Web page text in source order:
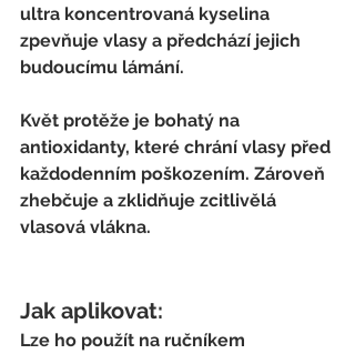
ultra koncentrovaná kyselina
zpevňuje vlasy a předchází jejich
budoucímu lámání.
Květ protěže je bohatý na
antioxidanty, které chrání vlasy před
každodenním poškozením. Zároveň
zhebčuje a zklidňuje zcitlivělá
vlasová vlákna.
Jak aplikovat:
Lze ho použít na ručníkem